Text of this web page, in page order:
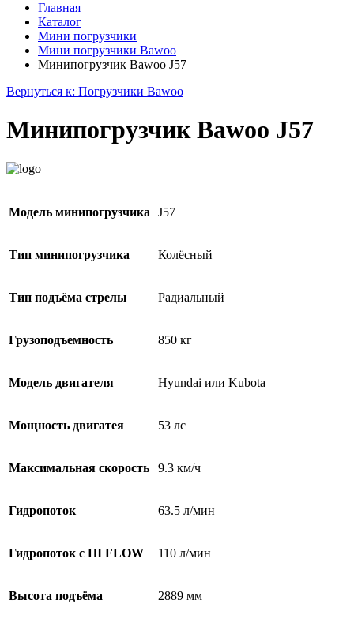
Главная
Каталог
Мини погрузчики
Мини погрузчики Bawoo
Минипогрузчик Bawoo J57
Вернуться к: Погрузчики Bawoo
Минипогрузчик Bawoo J57
Модель минипогрузчика J57
Тип минипогрузчика Колёсный
Тип подъёма стрелы Радиальный
Грузоподъемность 850 кг
Модель двигателя Hyundai или Kubota
Мощность двигатея 53 лс
Максимальная скорость 9.3 км/ч
Гидропоток 63.5 л/мин
Гидропоток с HI FLOW 110 л/мин
Высота подъёма 2889 мм